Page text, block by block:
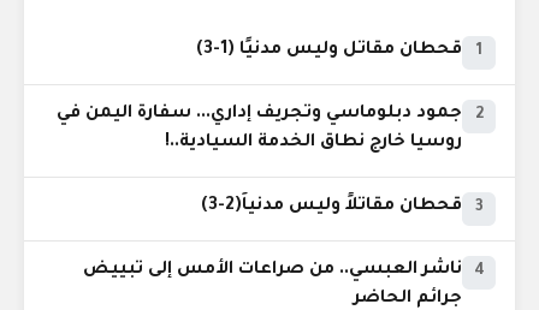
1 قحطان مقاتل وليس مدنيًا (1-3)
2
جمود دبلوماسي وتجريف إداري... سفارة اليمن في
روسيا خارج نطاق الخدمة السيادية..!
3 قحطان مقاتلاً وليس مدنياً(2-3)
4
ناشر العبسي.. من صراعات الأمس إلى تبييض
جرائم الحاضر